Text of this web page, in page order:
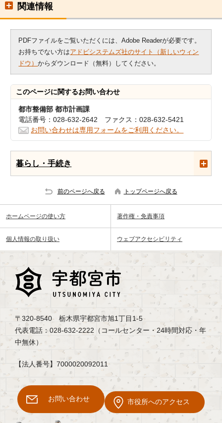
関連情報
PDFファイルをご覧いただくには、Adobe Readerが必要です。
お持ちでない方はアドビシステムズ社のサイト（新しいウィン
ドウ）からダウンロード（無料）してください。
このページに関するお問い合わせ
都市整備部 都市計画課
電話番号：028-632-2642 ファクス：028-632-5421
お問い合わせは専用フォームをご利用ください。
暮らし・手続き
前のページへ戻る トップページへ戻る
ホームページの使い方 著作権・免責事項
個人情報の取り扱い ウェブアクセシビリティ
〒320-8540 栃木県宇都宮市旭1丁目1-5
代表電話：028-632-2222（コールセンター・24時間対応・年
中無休）
【法人番号】7000020092011
お問い合わせ 市役所へのアクセス